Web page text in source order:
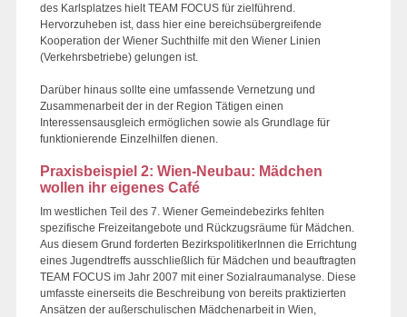
des Karlsplatzes hielt TEAM FOCUS für zielführend.
Hervorzuheben ist, dass hier eine bereichsübergreifende
Kooperation der Wiener Suchthilfe mit den Wiener Linien
(Verkehrsbetriebe) gelungen ist.
Darüber hinaus sollte eine umfassende Vernetzung und
Zusammenarbeit der in der Region Tätigen einen
Interessensausgleich ermöglichen sowie als Grundlage für
funktionierende Einzelhilfen dienen.
Praxisbeispiel 2: Wien-Neubau: Mädchen
wollen ihr eigenes Café
Im westlichen Teil des 7. Wiener Gemeindebezirks fehlten
spezifische Freizeitangebote und Rückzugsräume für Mädchen.
Aus diesem Grund forderten BezirkspolitikerInnen die Errichtung
eines Jugendtreffs ausschließlich für Mädchen und beauftragten
TEAM FOCUS im Jahr 2007 mit einer Sozialraumanalyse. Diese
umfasste einerseits die Beschreibung von bereits praktizierten
Ansätzen der außerschulischen Mädchenarbeit in Wien,